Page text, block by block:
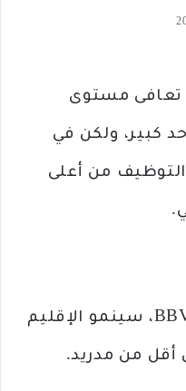
تعافى مستوى
كبير، ولكن في
من أعلى
وفقا لتقديرات BBVA Research، سينمو الإقليم
أقل من مدريد.